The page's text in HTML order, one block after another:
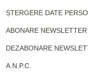
ȘTERGERE DATE
ABONARE NEWSLETTER
DEZABONARE
A.N.P.C.